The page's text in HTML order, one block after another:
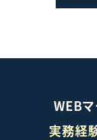
WEB
実務経